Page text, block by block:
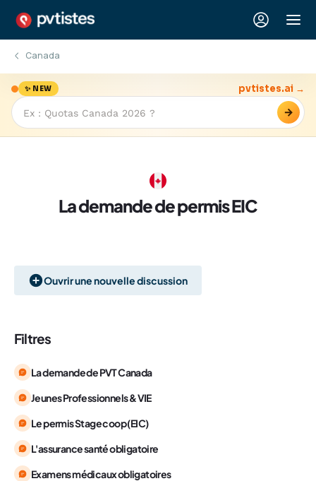
Canada
✨ NEW
→
pvtistes.ai →
La demande de permis EIC
Ouvrir une nouvelle discussion
Filtres
La demande de PVT Canada
Jeunes Professionnels & VIE
Le permis Stage coop (EIC)
L'assurance santé obligatoire
Examens médicaux obligatoires